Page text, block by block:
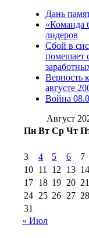
2012 г
(15)№98 1
августа 2016
№98 8 августа
августа
2017 г(9)
2016 г(12)
августа
августа
Дань
«Команда
лидеров
Сбой в
помешает
Верность
августе
Война
Август
Пн Вт Ср Чт
3
4 5 6 7
10 11 12 13 14
17 18 19 20 21
24 25 26 27 28
31
« Июл